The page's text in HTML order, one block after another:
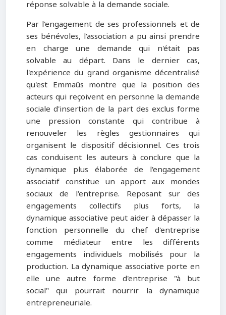
réponse solvable à la demande sociale.
Par l'engagement de ses professionnels et de
ses bénévoles, l'association a pu ainsi prendre
en charge une demande qui n'était pas
solvable au départ. Dans le dernier cas,
l'expérience du grand organisme décentralisé
qu'est Emmaûs montre que la position des
acteurs qui reçoivent en personne la demande
sociale d'insertion de la part des exclus forme
une pression constante qui contribue à
renouveler les règles gestionnaires qui
organisent le dispositif décisionnel. Ces trois
cas conduisent les auteurs à conclure que la
dynamique plus élaborée de l'engagement
associatif constitue un apport aux mondes
sociaux de l'entreprise. Reposant sur des
engagements collectifs plus forts, la
dynamique associative peut aider à dépasser la
fonction personnelle du chef d'entreprise
comme médiateur entre les différents
engagements individuels mobilisés pour la
production. La dynamique associative porte en
elle une autre forme d'entreprise "à but
social" qui pourrait nourrir la dynamique
entrepreneuriale.